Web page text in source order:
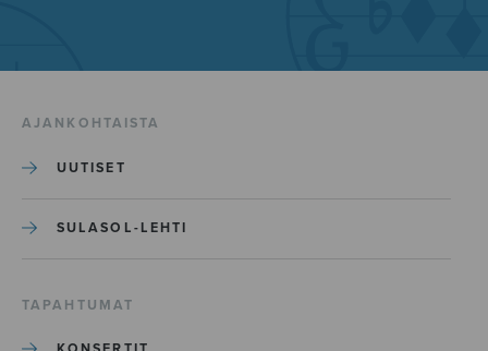
AJANKOHTAISTA
UUTISET
SULASOL-LEHTI
TAPAHTUMAT